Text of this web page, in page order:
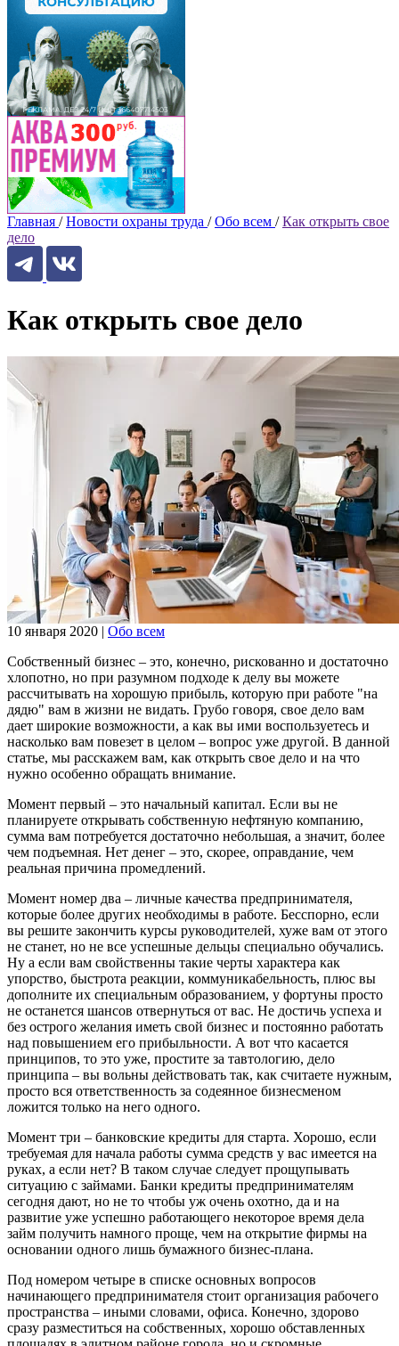
Главная / Новости охраны труда / Обо всем / Как открыть свое
дело
Как открыть свое дело
10 января 2020 | Обо всем
Собственный бизнес – это, конечно, рискованно и достаточно
хлопотно, но при разумном подходе к делу вы можете
рассчитывать на хорошую прибыль, которую при работе "на
дядю" вам в жизни не видать. Грубо говоря, свое дело вам
дает широкие возможности, а как вы ими воспользуетесь и
насколько вам повезет в целом – вопрос уже другой. В данной
статье, мы расскажем вам, как открыть свое дело и на что
нужно особенно обращать внимание.
Момент первый – это начальный капитал. Если вы не
планируете открывать собственную нефтяную компанию,
сумма вам потребуется достаточно небольшая, а значит, более
чем подъемная. Нет денег – это, скорее, оправдание, чем
реальная причина промедлений.
Момент номер два – личные качества предпринимателя,
которые более других необходимы в работе. Бесспорно, если
вы решите закончить курсы руководителей, хуже вам от этого
не станет, но не все успешные дельцы специально обучались.
Ну а если вам свойственны такие черты характера как
упорство, быстрота реакции, коммуникабельность, плюс вы
дополните их специальным образованием, у фортуны просто
не останется шансов отвернуться от вас. Не достичь успеха и
без острого желания иметь свой бизнес и постоянно работать
над повышением его прибыльности. А вот что касается
принципов, то это уже, простите за тавтологию, дело
принципа – вы вольны действовать так, как считаете нужным,
просто вся ответственность за содеянное бизнесменом
ложится только на него одного.
Момент три – банковские кредиты для старта. Хорошо, если
требуемая для начала работы сумма средств у вас имеется на
руках, а если нет? В таком случае следует прощупывать
ситуацию с займами. Банки кредиты предпринимателям
сегодня дают, но не то чтобы уж очень охотно, да и на
развитие уже успешно работающего некоторое время дела
займ получить намного проще, чем на открытие фирмы на
основании одного лишь бумажного бизнес-плана.
Под номером четыре в списке основных вопросов
начинающего предпринимателя стоит организация рабочего
пространства – иными словами, офиса. Конечно, здорово
сразу разместиться на собственных, хорошо обставленных